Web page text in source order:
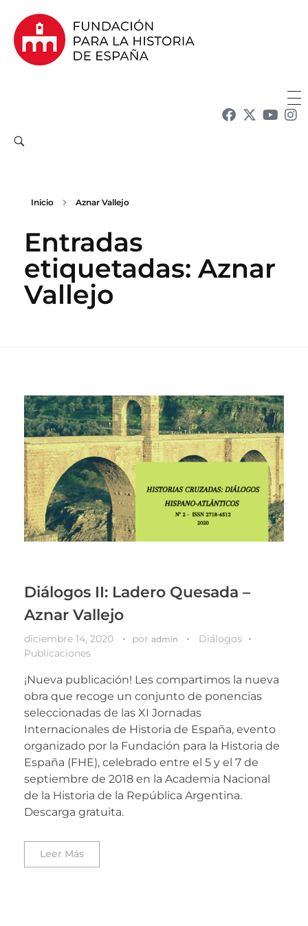
Inicio Aznar Vallejo
Entradas
etiquetadas: Aznar
Vallejo
Diálogos II: Ladero Quesada –
Aznar Vallejo
diciembre 14, 2020 por admin
Diálogos
Publicaciones
¡Nueva publicación! Les compartimos la nueva
obra que recoge un conjunto de ponencias
seleccionadas de las XI Jornadas
Internacionales de Historia de España, evento
organizado por la Fundación para la Historia de
España (FHE), celebrado entre el 5 y el 7 de
septiembre de 2018 en la Academia Nacional
de la Historia de la República Argentina.
Descarga gratuita.
Leer Más